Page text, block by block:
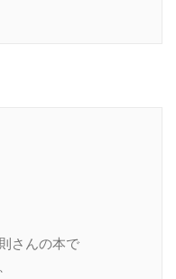
さんの本で